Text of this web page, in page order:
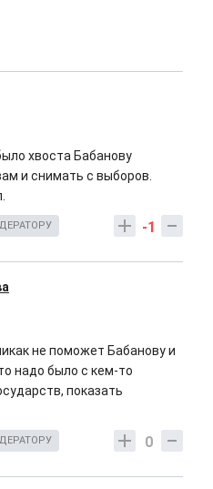
хвоста Бабанову
и снимать с выборов.
-1
не поможет Бабанову и
надо было с кем-то
показать
0